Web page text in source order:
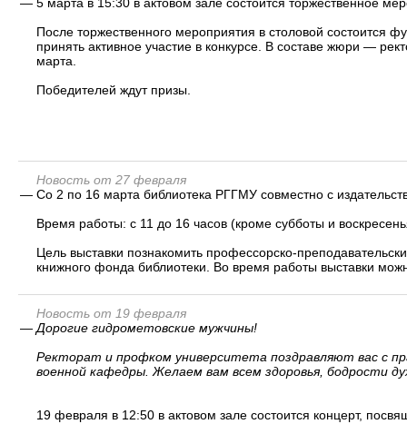
После торжественного мероприятия в столовой состоится
принять активное участие в конкурсе. В составе жюри —
марта.
Победителей ждут призы.
Новость от 27 февраля
— Со 2 по 16 марта библиотека РГГМУ совместно с
Время работы: с 11 до 16 часов (кроме субботы и
Цель выставки познакомить профессорско-
книжного фонда библиотеки. Во время работы выставки
Новость от 19 февраля
— Дорогие гидрометовские мужчины!
Ректорат и профком университета поздравляют вас с
военной кафедры. Желаем вам всем здоровья, бодрости
19 февраля в 12:50 в актовом зале состоится концерт,